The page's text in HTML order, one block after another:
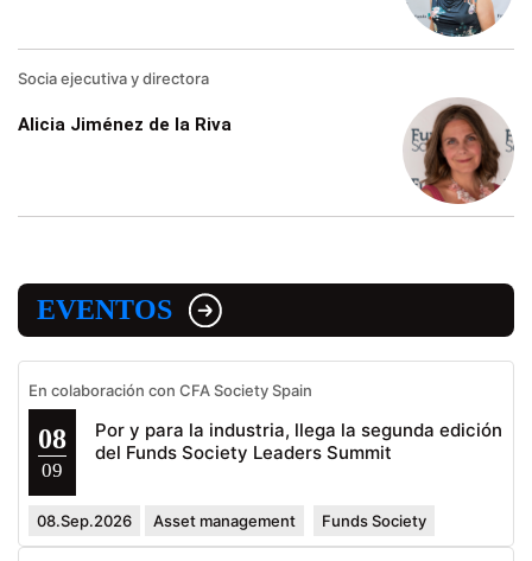
Socia ejecutiva y directora
Alicia Jiménez de la Riva
EVENTOS
En colaboración con CFA Society Spain
08
09
Por y para la industria, llega la segunda edición
del Funds Society Leaders Summit
08.Sep.2026 Asset management Funds Society